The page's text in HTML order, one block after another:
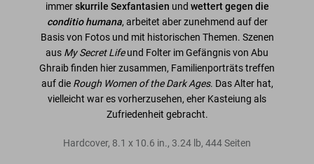
immerskurrile Sexfantasien und wettert gegen die
conditio humana, arbeitet aber zunehmend auf der
Basis von Fotos und mit historischen Themen. Szenen
aus My Secret Lifeund Folter im Gefängnis von Abu
Ghraib finden hier zusammen, Familienporträts treffen
auf die Rough Women of the Dark Ages. Das Alter hat,
vielleicht war es vorherzusehen, eher Kasteiung als
Zufriedenheit gebracht.
Hardcover, 8.1 x 10.6 in., 3.24 lb, 444Seiten